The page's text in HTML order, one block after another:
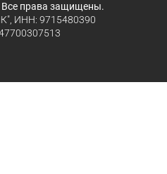
права защищены.
ИНН: 9715480390